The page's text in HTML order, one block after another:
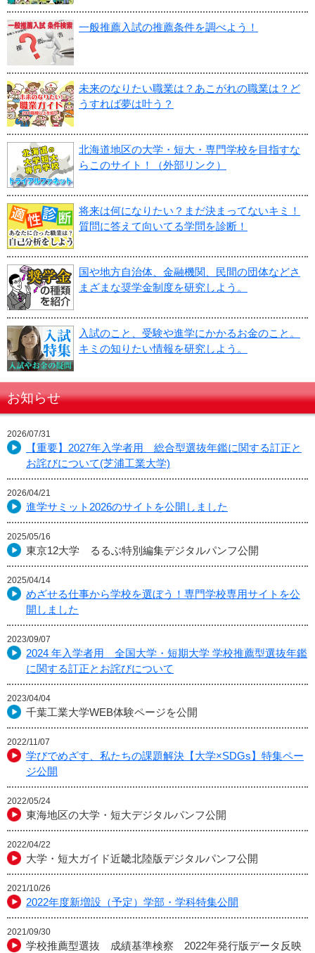
一般推薦入試の推薦条件を調べよう！
未来のなりたい職業は？あこがれの職業は？ど
うすれば夢は叶う？
北海道地区の大学・短大・専門学校を目指すな
らこのサイト！（外部リンク）
将来は何になりたい？まだ決まってないキミ！
質問に答えて向いてる学問を診断！
国や地方自治体、金融機関、民間の団体などさ
まざまな奨学金制度を研究しよう。
入試のこと、受験や進学にかかるお金のこと。
キミの知りたい情報を研究しよう。
お知らせ
2026/07/31
【重要】2027年入学者用 総合型選抜年鑑に関する訂正と
お詫びについて(芝浦工業大学)
2026/04/21
進学サミット2026のサイトを公開しました
2025/05/16
東京12大学 るるぶ特別編集デジタルパンフ公開
2025/04/14
めざせる仕事から学校を選ぼう！専門学校専用サイトを公
開しました
2023/09/07
2024 年入学者用 全国大学・短期大学 学校推薦型選抜年鑑
に関する訂正とお詫びについて
2023/04/04
千葉工業大学WEB体験ページを公開
2022/11/07
学びでめざす、私たちの課題解決【大学×SDGs】特集ペー
ジ公開
2022/05/24
東海地区の大学・短大デジタルパンフ公開
2022/04/22
大学・短大ガイド近畿北陸版デジタルパンフ公開
2021/10/26
2022年度新増設（予定）学部・学科特集公開
2021/09/30
学校推薦型選抜 成績基準検察 2022年発行版データ反映